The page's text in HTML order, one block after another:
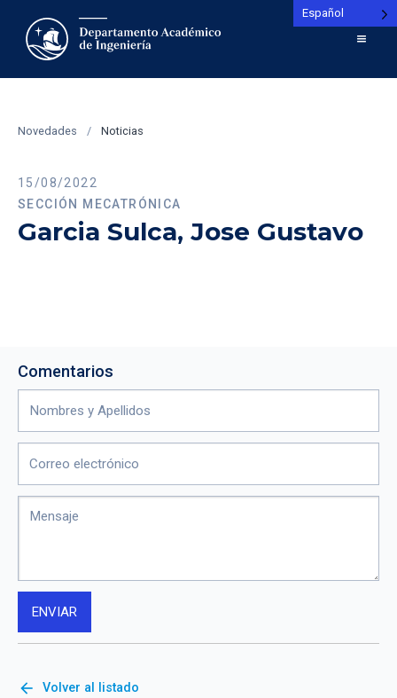
Novedades / Noticias
15/08/2022
SECCIÓN MECATRÓNICA
Garcia Sulca, Jose Gustavo
Comentarios
arrow_back Volver al listado
Español